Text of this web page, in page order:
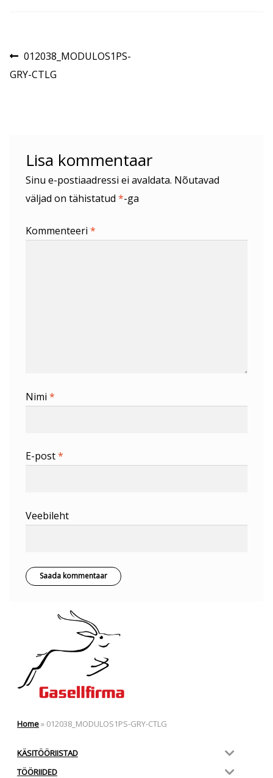
Navigeerimine
Eelmine
postitus:
012038_MODULOS1PS-
GRY-CTLG
Lisa kommentaar
Sinu e-postiaadressi ei avaldata. Nõutavad
väljad on tähistatud *-ga
Kommenteeri *
Nimi *
E-post*
Veebileht
Home» 012038_MODULOS1PS-GRY-CTLG
KÄSITÖÖRIISTAD
TÖÖRIIDED